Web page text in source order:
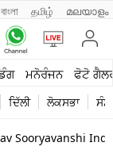
বাংলা தமிழ் മലയാളം
ਮਨੋਰੰਜਨ ਫੋਟੋ
ਦਿੱਲੀ ਲੋਕਸਭਾ
Sooryavanshi